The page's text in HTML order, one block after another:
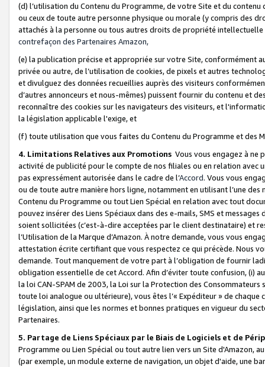
(d) l’utilisation du Contenu du Programme, de votre Site et du
ou ceux de toute autre personne physique ou morale (y compris des
attachés à la personne ou tous autres droits de propriété
contrefaçon des Partenaires Amazon,
(e) la publication précise et appropriée sur votre Site, conformément
privée ou autre, de l’utilisation de cookies, de pixels et autres
et divulguez des données recueillies auprès des visiteurs
d’autres annonceurs et nous-mêmes) puissent fournir du contenu et
reconnaître des cookies sur les navigateurs des visiteurs, et
la législation applicable l'exige, et
(f) toute utilisation que vous faites du Contenu du Programme et des
4. Limitations Relatives aux Promotions Vous vous engagez à ne
activité de publicité pour le compte de nos filiales ou en relation avec
pas expressément autorisée dans le cadre de l’Accord. Vous vous
ou de toute autre manière hors ligne, notamment en utilisant l’une
Contenu du Programme ou tout Lien Spécial en relation avec tout
pouvez insérer des Liens Spéciaux dans des e-mails, SMS et
soient sollicitées (c’est-à-dire acceptées par le client destinataire) et
l’Utilisation de la Marque d’Amazon. À notre demande, vous vous
attestation écrite certifiant que vous respectez ce qui précède. Nous
demande. Tout manquement de votre part à l’obligation de fournir
obligation essentielle de cet Accord. Afin d’éviter toute confusion, (i)
la loi CAN-SPAM de 2003, la Loi sur la Protection des
toute loi analogue ou ultérieure), vous êtes l’« Expéditeur » de
législation, ainsi que les normes et bonnes pratiques en vigueur du
Partenaires.
5. Partage de Liens Spéciaux par le Biais de Logiciels et de
Programme ou Lien Spécial ou tout autre lien vers un Site d'Amazon,
(par exemple, un module externe de navigation, un objet d'aide, une